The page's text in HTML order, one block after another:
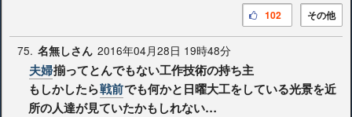
その他
102
75. 名無しさん 2016年04月28日 19時48分
夫婦揃ってとんでもない工作技術の持ち主
もしかしたら戦前でも何かと日曜大工をしている光景を近
所の人達が見ていたかもしれない…